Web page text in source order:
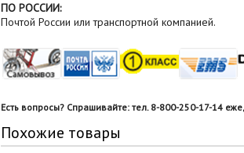
ПО РОССИИ:
Почтой России или транспортной компанией.
Есть вопросы? Спрашивайте: тел. 8-800-250-17-14
Похожие товары